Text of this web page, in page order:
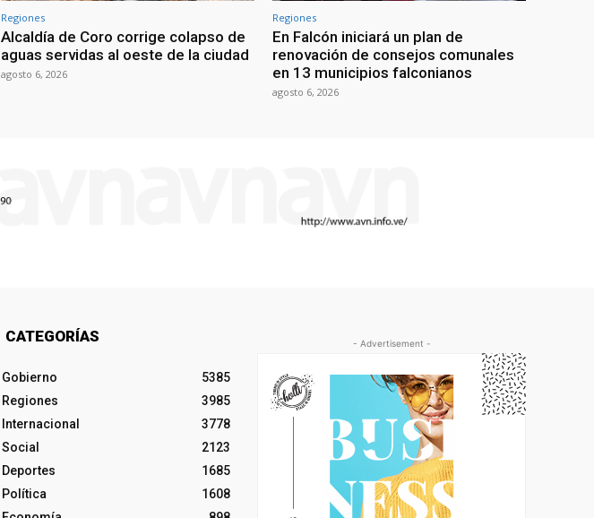
Regiones
Alcaldía de Coro corrige colapso de
aguas servidas al oeste de la ciudad
agosto 6, 2026
Regiones
En Falcón iniciará un plan de
renovación de consejos comunales
en 13 municipios falconianos
agosto 6, 2026
CATEGORÍAS
Gobierno
5385
Regiones
3985
Internacional
3778
Social
2123
Deportes
1685
Política
1608
- Advertisement -